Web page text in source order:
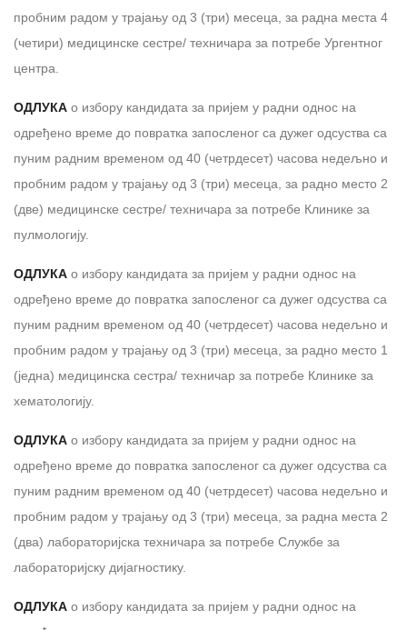
пробним радом у трајању од 3 (три) месеца, за радна места 4
(четири) медицинске сестре/ техничара за потребе Ургентног
центра.
ОДЛУКА о избору кандидата за пријем у радни однос на
одређено време до повратка запосленог са дужег одсуства са
пуним радним временом од 40 (четрдесет) часова недељно и
пробним радом у трајању од 3 (три) месеца, за раднo местo 2
(две) медицинске сестре/ техничара за потребе Клинике за
пулмологију.
ОДЛУКА о избору кандидата за пријем у радни однос на
одређено време до повратка запосленог са дужег одсуства са
пуним радним временом од 40 (четрдесет) часова недељно и
пробним радом у трајању од 3 (три) месеца, за радно место 1
(једна) медицинска сестра/ техничар за потребе Клинике за
хематологију.
ОДЛУКА о избору кандидата за пријем у радни однос на
одређено време до повратка запосленог са дужег одсуства са
пуним радним временом од 40 (четрдесет) часова недељно и
пробним радом у трајању од 3 (три) месеца, за радна места 2
(два) лабораторијска техничара за потребе Службе за
лабораторијску дијагностику.
ОДЛУКА о избору кандидата за пријем у радни однос на